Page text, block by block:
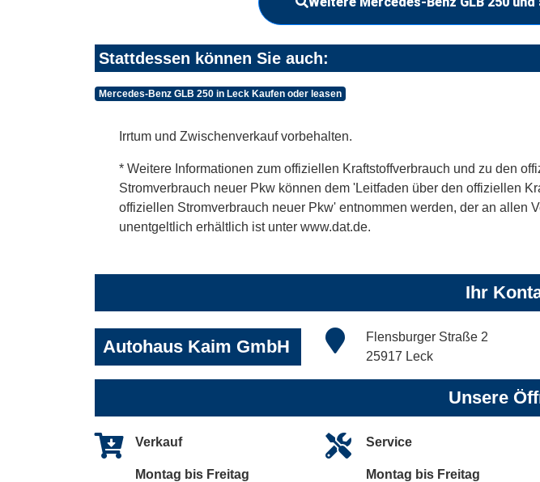
Stattdessen können Sie auch:
Mercedes-Benz GLB 250 in Leck Kaufen oder leasen
Irrtum und Zwischenverkauf vorbehalten.
* Weitere Informationen zum offiziellen Kraftstoffverbrauch und zu den
Stromverbrauch neuer Pkw können dem 'Leitfaden über den offiziellen
offiziellen Stromverbrauch neuer Pkw' entnommen werden, der an allen
unentgeltlich erhältlich ist unter www.dat.de.
Ihr
Autohaus Kaim GmbH
Flensburger Straße 2
25917 Leck
Unsere
Verkauf
Montag bis Freitag
Service
Montag bis Freitag